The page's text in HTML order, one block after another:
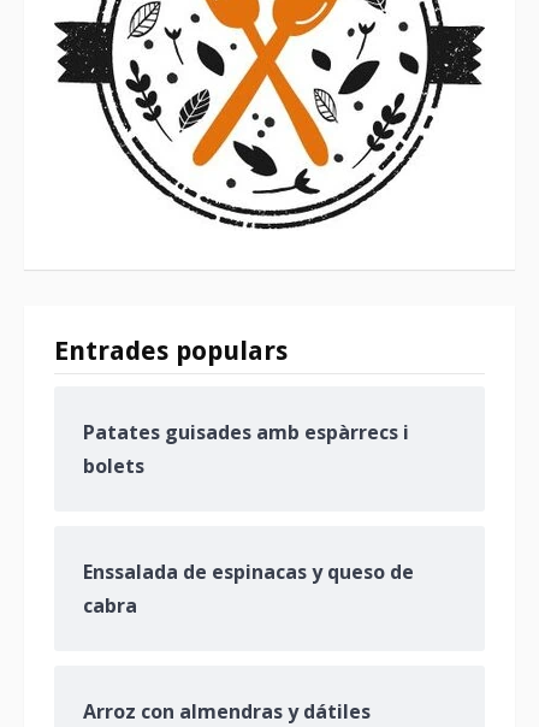
Entrades populars
Patates guisades amb espàrrecs i
bolets
Enssalada de espinacas y queso de
cabra
Arroz con almendras y dátiles